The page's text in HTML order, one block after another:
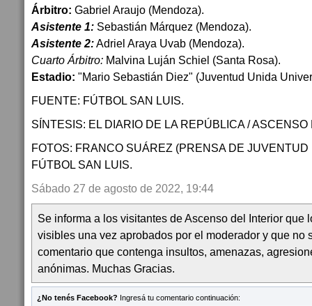
Árbitro: Gabriel Araujo (Mendoza).
Asistente 1: Sebastián Márquez (Mendoza).
Asistente 2:Adriel Araya Uvab (Mendoza).
Cuarto Árbitro: Malvina Luján Schiel (Santa Rosa).
Estadio: "Mario Sebastián Diez" (Juventud Unida
FUENTE: FÚTBOL SAN LUIS.
SÍNTESIS: EL DIARIO DE LA REPÚBLICA / ASCENSO
FOTOS: FRANCO SUÁREZ (PRENSA DE
FÚTBOL SAN LUIS.
Sábado 27 de agosto de 2022, 19:44
Se informa a los visitantes de Ascenso del Interior que
visibles una vez aprobados por el moderador y que no
comentario que contenga insultos, amenazas,
anónimas. Muchas Gracias.
¿No tenés Facebook? Ingresá tu comentario continuación: